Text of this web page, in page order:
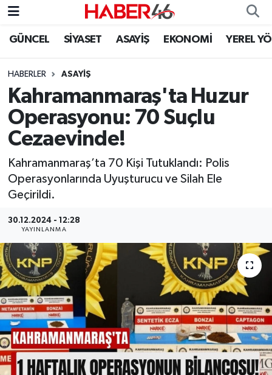
GÜNCEL SİYASET ASAYİŞ EKONOMİ YEREL
HABERLER ASAYİŞ
Kahramanmaraş'ta Huzur
Operasyonu: 70 Suçlu
Cezaevinde!
Kahramanmaraş’ta 70 Kişi Tutuklandı: Polis
Operasyonlarında Uyuşturucu ve Silah Ele
Geçirildi.
30.12.2024 - 12:28
YAYINLANMA
GÜNCEL
SİYASET
SPOR
YAŞAM
TEKNOLOJİ
SAĞLIK
EĞİTİM
İLÇE HABERLERİ
KÜLTÜR-SANAT
Nöbetçi Eczaneler
Hava Durumu
Kahramanmaraş Namaz Vakitleri
Trafik Durumu
Süper Lig Puan Durumu ve Fikstür
Tüm Manşetler
Son Dakika Haberleri
Haber Arşivi